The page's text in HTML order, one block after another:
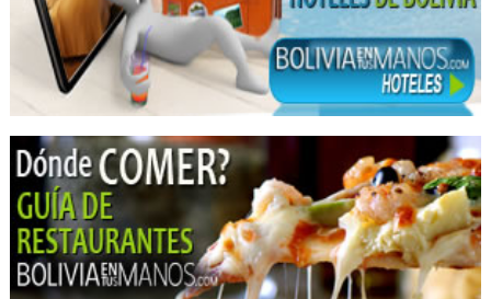
Clínicas Privadas
Salud: Clínicas
Agencias de Viajes y Turismo
Operadora de Turismo
Operadores Turisticos
Turismo: Agencias de Viaje
Turismo
Alimentos Saludables
Alimentos
Fisioterapia Integral